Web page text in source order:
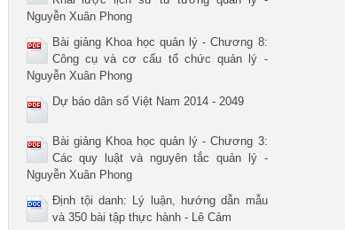
Nguyễn Xuân Phong
Bài giảng Khoa học quản lý - Chương 8:
Công cụ và cơ cấu tổ chức quản lý -
Nguyễn Xuân Phong
Dự báo dân số Việt Nam 2014 - 2049
Bài giảng Khoa học quản lý - Chương 3:
Các quy luật và nguyên tắc quản lý -
Nguyễn Xuân Phong
Định tội danh: Lý luận, hướng dẫn mẫu
và 350 bài tập thực hành - Lê Cảm